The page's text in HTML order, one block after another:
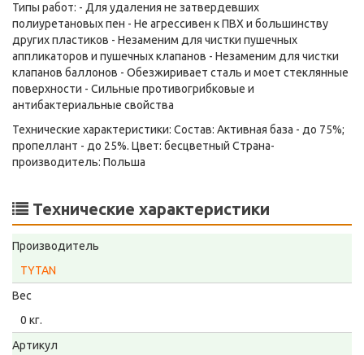
Типы работ: - Для удаления не затвердевших
полиуретановых пен - Не агрессивен к ПВХ и большинству
других пластиков - Незаменим для чистки пушечных
аппликаторов и пушечных клапанов - Незаменим для чистки
клапанов баллонов - Обезжиривает сталь и моет стеклянные
поверхности - Сильные противогрибковые и
антибактериальные свойства
Технические характеристики: Состав: Активная база - дo 75%;
пропеллант - дo 25%. Цвет: бесцветный Страна-
производитель: Польша
Технические характеристики
Производитель
TYTAN
Вес
0 кг.
Артикул